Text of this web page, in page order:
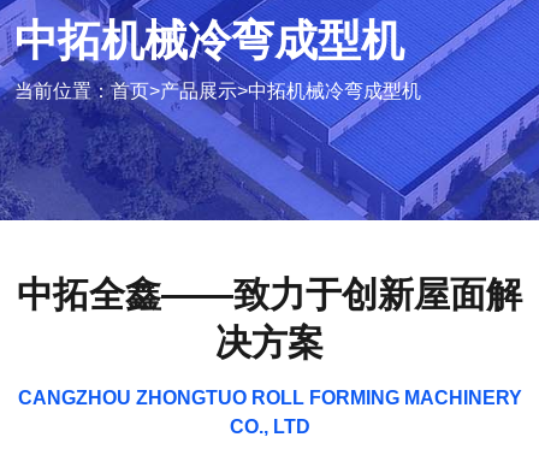
中拓机械冷弯成型机
当前位置：首页>产品展示>中拓机械冷弯成型机
中拓全鑫——致力于创新屋面解
决方案
CANGZHOU ZHONGTUO ROLL FORMING MACHINERY
CO., LTD